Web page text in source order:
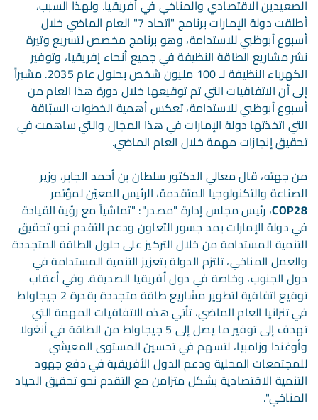
الصعيدين الاقتصادي والمناخي في أفريقيا. ولهذا السبب،
أطلقت دولة الإمارات برنامج "اتحاد 7" العام الماضي خلال
أسبوع أبوظبي للاستدامة، وهو برنامج مخصص لتسريع وتيرة
نشر مشاريع الطاقة النظيفة في جميع أنحاء إفريقيا، وتوفير
الكهرباء النظيفة لـ 100 مليون شخص بحلول عام 2035. مشيراً
إلى أن الاتفاقيات التي تم توقيعها خلال دورة هذا العام من
أسبوع أبوظبي للاستدامة، تعكس أهمية الخطوات السبّاقة
التي اتخذتها دولة الإمارات في هذا المجال والتي ساهمت في
تحقيق إنجازات مهمة خلال العام الماضي.
من جهته، قال معالي الدكتور سلطان بن أحمد الجابر، وزير
الصناعة والتكنولوجيا المتقدمة، الرئيس المعيّن لمؤتمر
COP28، رئيس مجلس إدارة "مصدر": "تماشياً مع رؤية القيادة
في دولة الإمارات بمد جسور التعاون ودعم التقدم نحو تحقيق
التنمية المستدامة من خلال التركيز على حلول الطاقة المتجددة
والعمل المناخي، تلتزم الدولة بتعزيز التنمية المستدامة في
دول الجنوب، وخاصة في دول أفريقيا الصديقة. وفي أعقاب
توقيع اتفاقية لتطوير مشاريع طاقة متجددة بقدرة 2 جيجاواط
في تنزانيا العام الماضي، تأتي هذه الاتفاقيات المهمة التي
تهدف إلى توفير ما يصل إلى 5 جيجاواط من الطاقة في أنغولا
وأوغندا وزامبيا، لتسهم في تحسين المستوى المعيشي
للمجتمعات المحلية ودعم الدول الأفريقية في دفع جهود
التنمية الاقتصادية بشكل متزامن مع التقدم نحو تحقيق الحياد
المناخي".